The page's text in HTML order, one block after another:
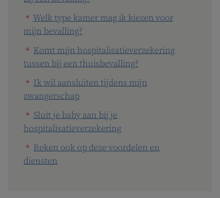
Welk type kamer mag ik kiezen voor
mijn bevalling?
Komt mijn hospitalisatieverzekering
tussen bij een thuisbevalling?
Ik wil aansluiten tijdens mijn
zwangerschap
Sluit je baby aan bij je
hospitalisatieverzekering
Reken ook op deze voordelen en
diensten